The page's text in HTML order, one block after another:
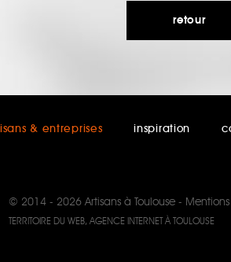
retour
& entreprises inspiration
© 2014 - 2026 Artisans à Toulouse -
TERRITOIRE DU WEB, AGENCE INTERNET À TOULOUSE